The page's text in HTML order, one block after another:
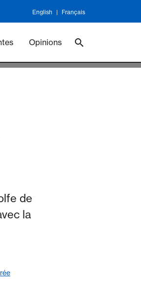
English Français
Opinions
de
la